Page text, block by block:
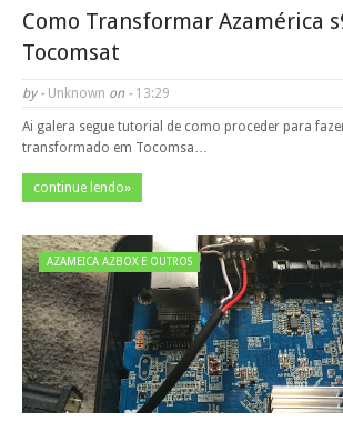
Como Transformar Azamérica
Tocomsat
by - Unknown on - 13:29
Ai galera segue tutorial de como proceder para
transformado em Tocomsa…
continue lendo»
AZAMEICA AZBOX E OUTROS